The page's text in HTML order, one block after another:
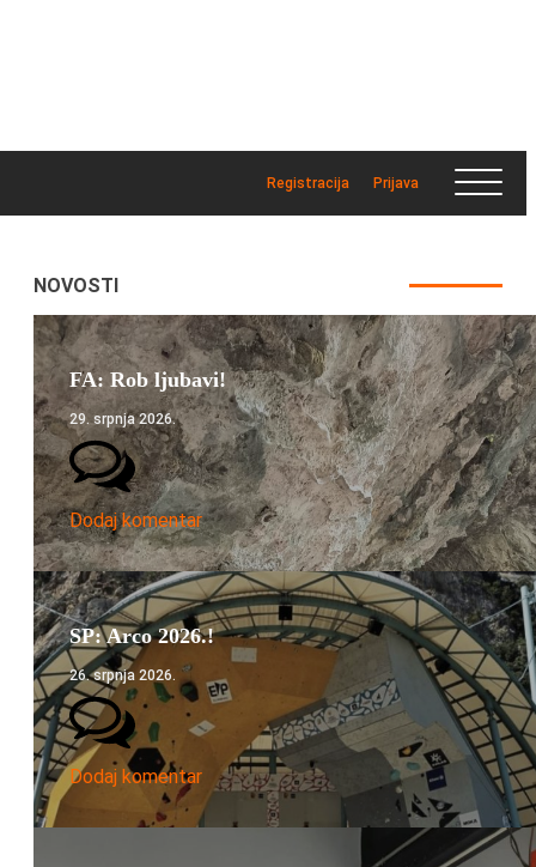
Registracija Prijava
NOVOSTI
FA: Rob ljubavi!
29. srpnja 2026.
Dodaj komentar
SP: Arco 2026.!
26. srpnja 2026.
Dodaj komentar